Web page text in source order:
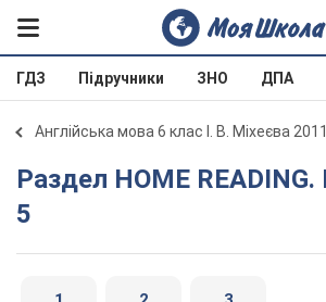
ГДЗ Підручники ЗНО ДПА
Англійська мова 6 клас І. В. Міхеєва 2011
Раздел HOME READING. Lesson
5